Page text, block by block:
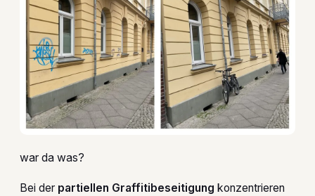
war da was?
Bei der partiellen Graffitibeseitigung konzentrieren